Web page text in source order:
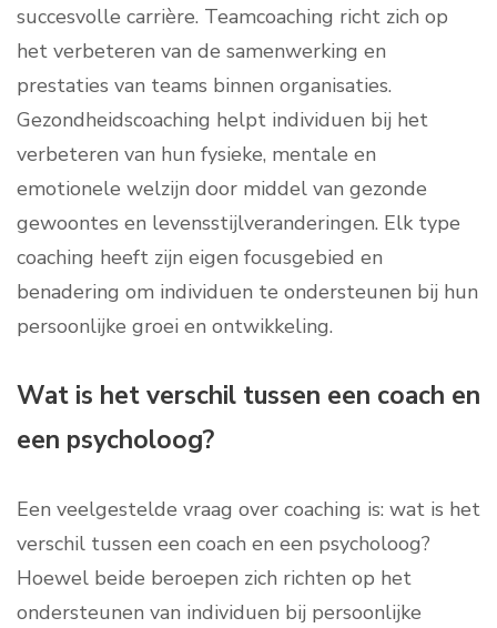
succesvolle carrière. Teamcoaching richt zich op
het verbeteren van de samenwerking en
prestaties van teams binnen organisaties.
Gezondheidscoaching helpt individuen bij het
verbeteren van hun fysieke, mentale en
emotionele welzijn door middel van gezonde
gewoontes en levensstijlveranderingen. Elk type
coaching heeft zijn eigen focusgebied en
benadering om individuen te ondersteunen bij hun
persoonlijke groei en ontwikkeling.
Wat is het verschil tussen een coach en
een psycholoog?
Een veelgestelde vraag over coaching is: wat is het
verschil tussen een coach en een psycholoog?
Hoewel beide beroepen zich richten op het
ondersteunen van individuen bij persoonlijke